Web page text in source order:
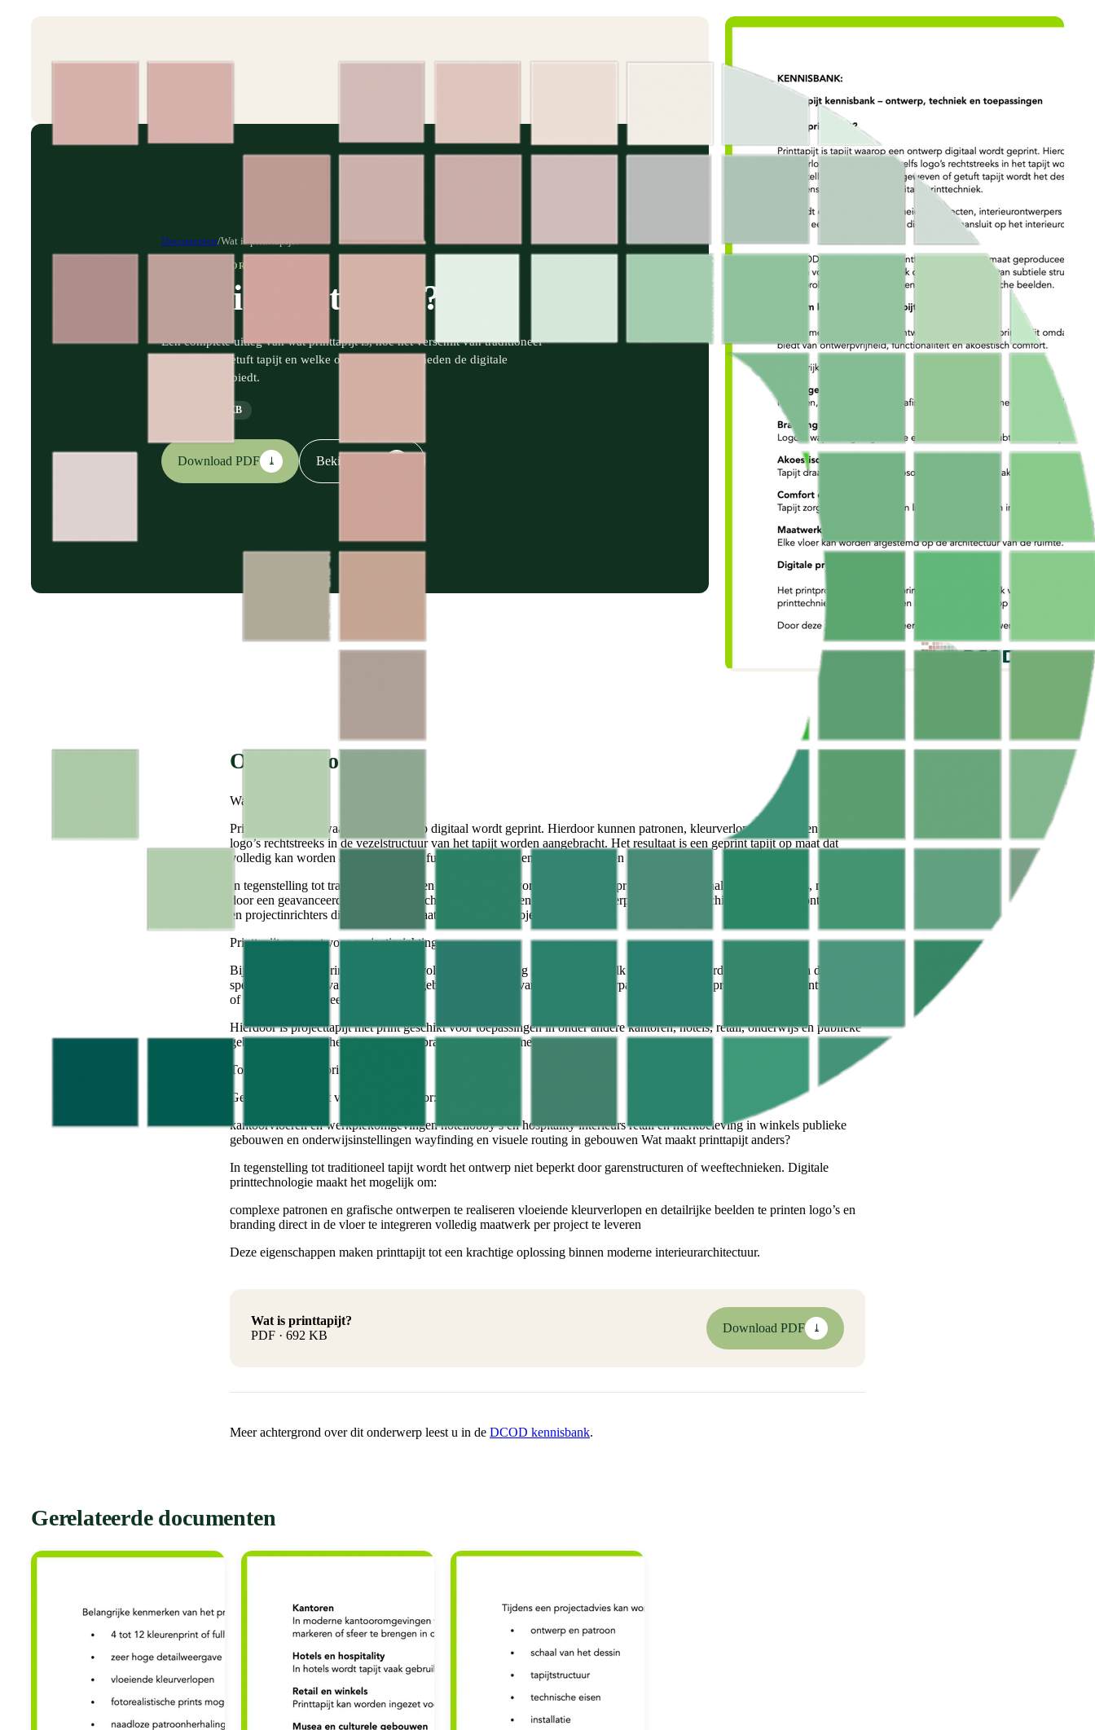
Documenten/Wat is printtapijt?
PRODUCTINFORMATIE
Wat is printtapijt?
Een complete uitleg van wat printtapijt is, hoe het verschilt van traditioneel
geweven of getuft tapijt en welke ontwerpmogelijkheden de digitale
printtechniek biedt.
692 KB
Download PDF ⤓ Bekijk online
Over dit document
Wat is printtapijt?
Printtapijt is tapijt waarop een ontwerp digitaal wordt geprint. Hierdoor kunnen patronen, kleurverlopen, structuren en zelfs
logo’s rechtstreeks in de vezelstructuur van het tapijt worden aangebracht. Het resultaat is een geprint tapijt op maat dat
volledig kan worden afgestemd op de functie, uitstraling en identiteit van een ruimte.
In tegenstelling tot traditioneel geweven of getuft tapijt wordt het dessin bij printtapijt niet bepaald door de garens, maar
door een geavanceerde digitale printtechniek. Dit biedt een zeer hoge ontwerpvrijheid voor architecten, interieurontwerpers
en projectinrichters die werken aan maatwerk interieurprojecten.
Printtapijt op maat voor projectinrichting
Bij DCOD wordt printtapijt op maat volledig projectmatig geproduceerd. Elk ontwerp kan worden aangepast aan de
specifieke wensen van een ruimte of gebouw, variërend van subtiele textuurpatronen tot uitgesproken grafische ontwerpen
of fotorealistische beelden.
Hierdoor is projecttapijt met print geschikt voor toepassingen in onder andere kantoren, hotels, retail, onderwijs en publieke
gebouwen waar esthetiek, routing en branding samenkomen.
Toepassingen van printtapijt
Geprint tapijt wordt veel toegepast voor:
kantoorvloeren en werkplekomgevingen hotellobby’s en hospitality interieurs retail en merkbeleving in winkels publieke
gebouwen en onderwijsinstellingen wayfinding en visuele routing in gebouwen Wat maakt printtapijt anders?
In tegenstelling tot traditioneel tapijt wordt het ontwerp niet beperkt door garenstructuren of weeftechnieken. Digitale
printtechnologie maakt het mogelijk om:
complexe patronen en grafische ontwerpen te realiseren vloeiende kleurverlopen en detailrijke beelden te printen logo’s en
branding direct in de vloer te integreren volledig maatwerk per project te leveren
Deze eigenschappen maken printtapijt tot een krachtige oplossing binnen moderne interieurarchitectuur.
Wat is printtapijt?
PDF · 692 KB
Download PDF ⤓
Meer achtergrond over dit onderwerp leest u in de DCOD kennisbank.
Gerelateerde documenten